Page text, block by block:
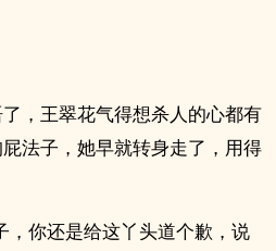
，王翠花气得想杀人的心都有
法子，她早就转身走了，用得
，你还是给这丫头道个歉，说